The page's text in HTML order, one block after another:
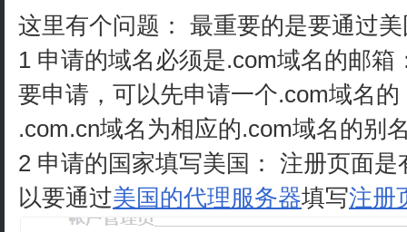
这里有个问题： 最重要的是要通过
1 申请的域名必须是.com域名的邮箱
要申请，可以先申请一个.com域名
.com.cn域名为相应的.com域名的别
2 申请的国家填写美国： 注册页面
以要通过美国的代理服务器填写注册